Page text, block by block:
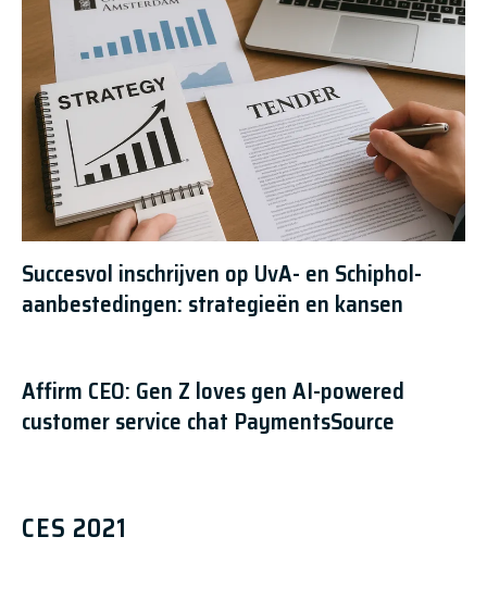
Succesvol inschrijven op UvA- en Schiphol-
aanbestedingen: strategieën en kansen
Affirm CEO: Gen Z loves gen AI-powered
customer service chat PaymentsSource
CES 2021